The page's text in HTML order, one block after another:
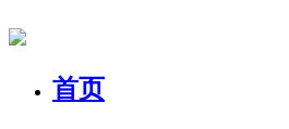
首页